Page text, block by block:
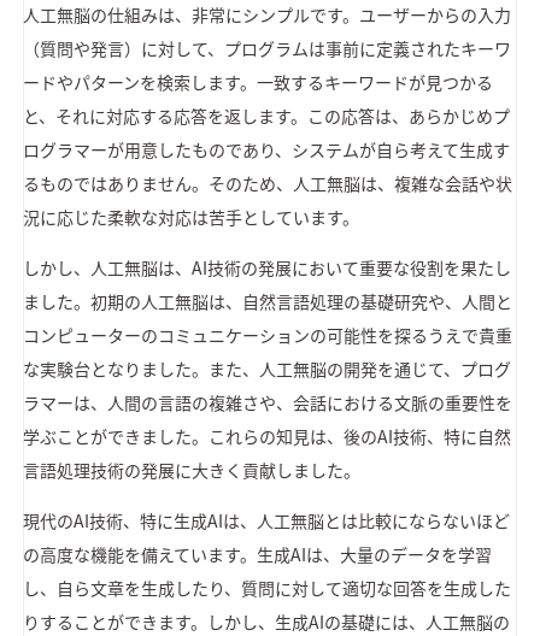
人工無脳の仕組みは、非常にシンプルです。ユーザーからの入力
（質問や発言）に対して、プログラムは事前に定義されたキーワ
ードやパターンを検索します。一致するキーワードが見つかる
と、それに対応する応答を返します。この応答は、あらかじめプ
ログラマーが用意したものであり、システムが自ら考えて生成す
るものではありません。そのため、人工無脳は、複雑な会話や状
況に応じた柔軟な対応は苦手としています。
しかし、人工無脳は、AI技術の発展において重要な役割を果たし
ました。初期の人工無脳は、自然言語処理の基礎研究や、人間と
コンピューターのコミュニケーションの可能性を探るうえで貴重
な実験台となりました。また、人工無脳の開発を通じて、プログ
ラマーは、人間の言語の複雑さや、会話における文脈の重要性を
学ぶことができました。これらの知見は、後のAI技術、特に自然
言語処理技術の発展に大きく貢献しました。
現代のAI技術、特に生成AIは、人工無脳とは比較にならないほど
の高度な機能を備えています。生成AIは、大量のデータを学習
し、自ら文章を生成したり、質問に対して適切な回答を生成した
りすることができます。しかし、生成AIの基礎には、人工無脳の